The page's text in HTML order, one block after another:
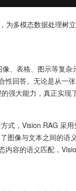
回答。无论是从一
强大能力，真正实现
图像与文本之间的语
容的语义匹配，